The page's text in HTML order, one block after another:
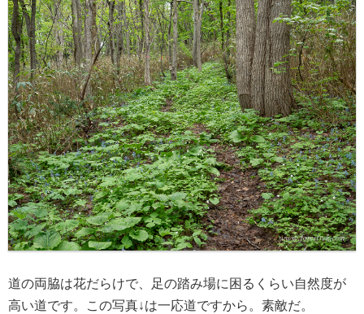
道の両脇は花だらけで、足の踏み場に困るくらい自然度が
高い道です。この写真↓は一応道ですから。素敵だ。